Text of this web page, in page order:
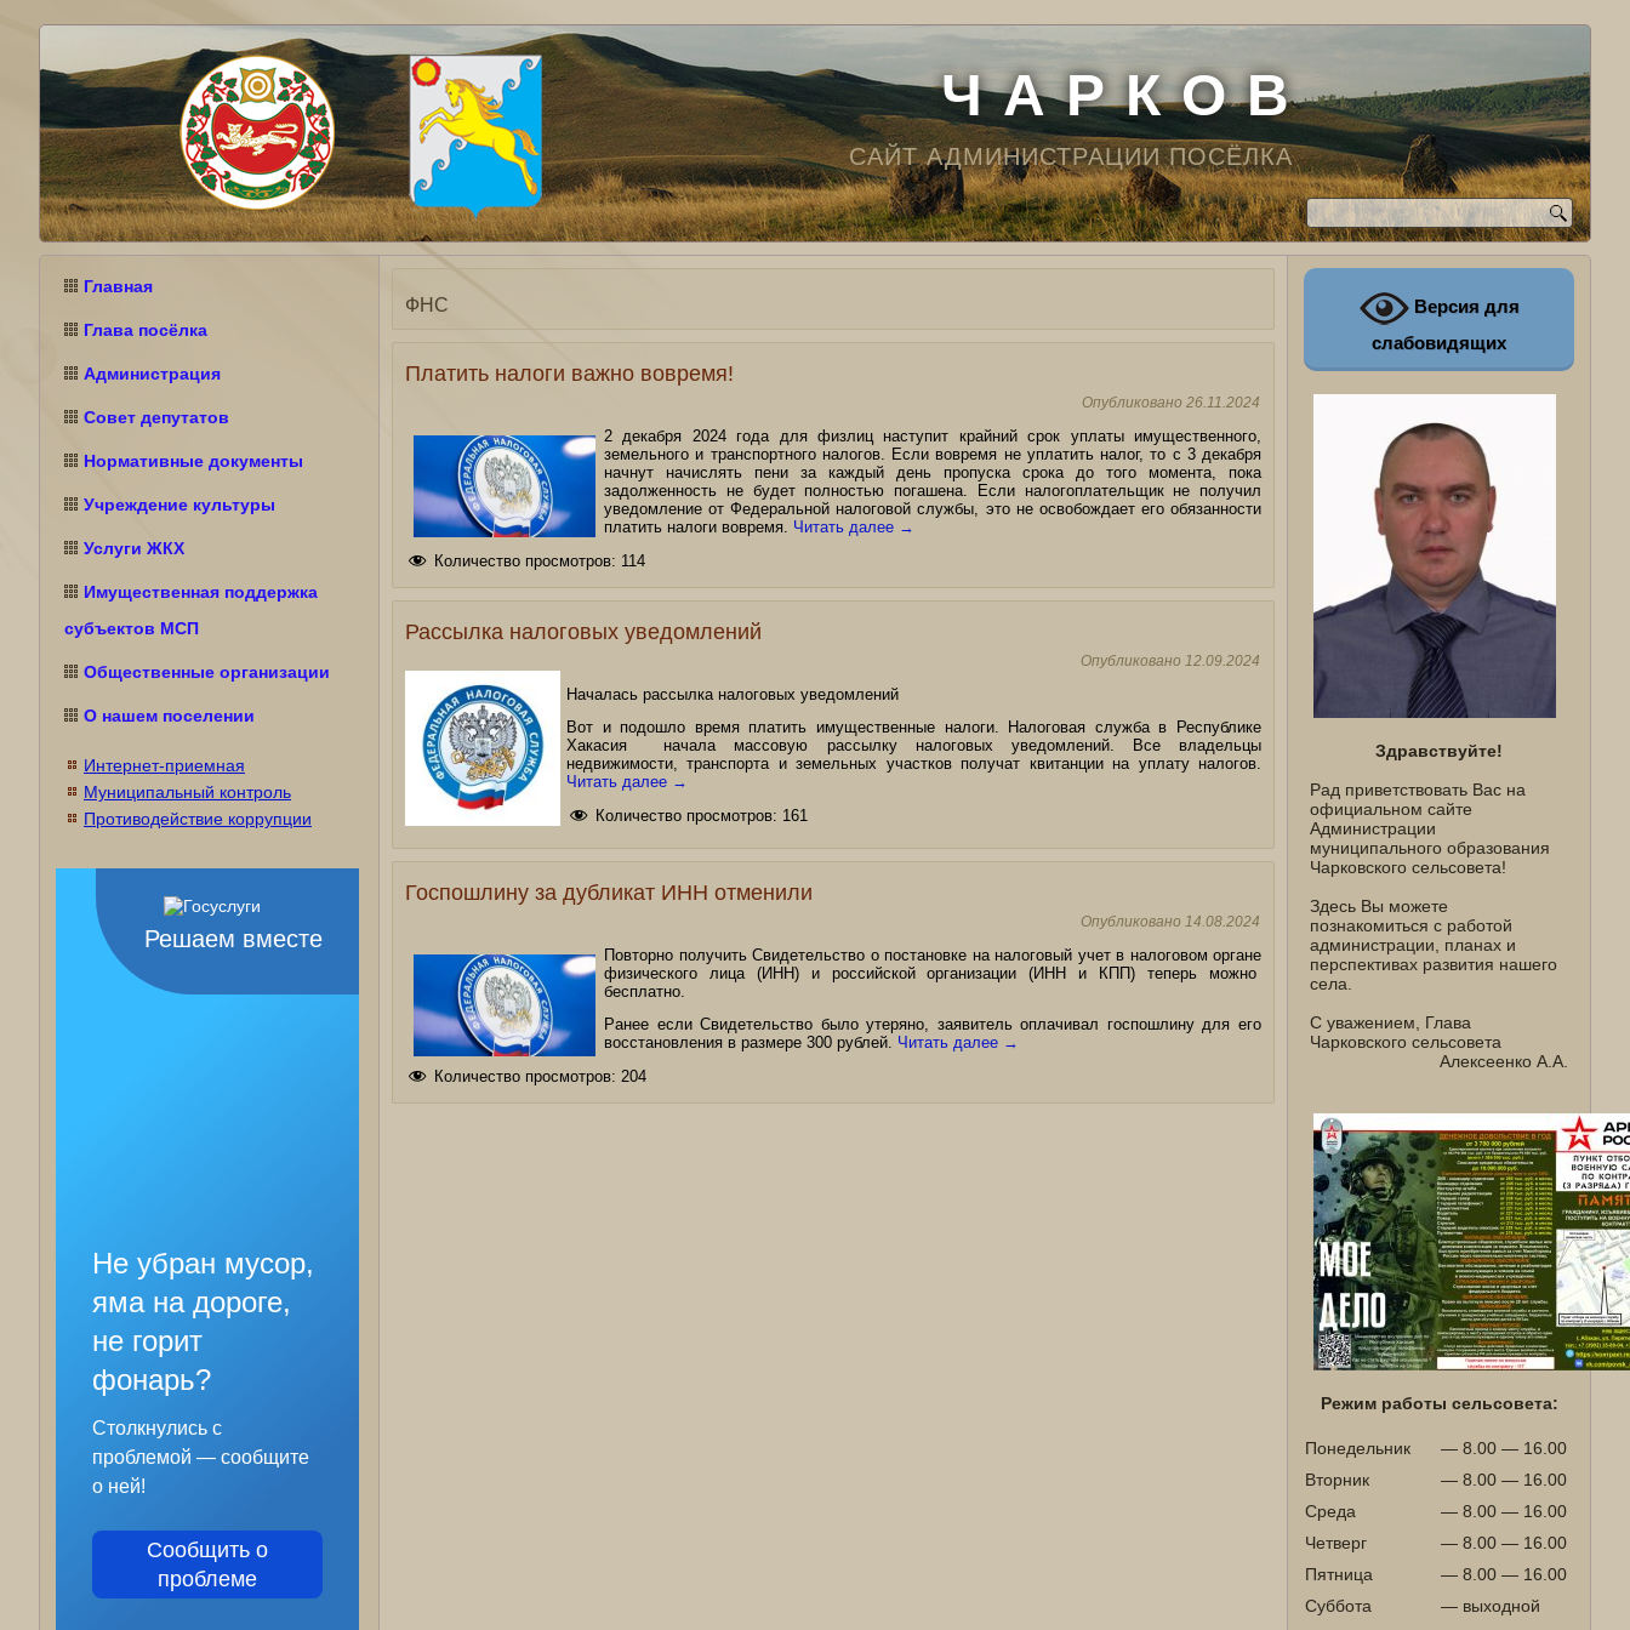
Ч А Р К О В
САЙТ АДМИНИСТРАЦИИ ПОСЁЛКА
Главная
Глава посёлка
Администрация
Совет депутатов
Нормативные документы
Учреждение культуры
Услуги ЖКХ
Имущественная поддержка
субъектов МСП
Общественные организации
О нашем поселении
Интернет-приемная
Муниципальный контроль
Противодействие коррупции
Решаем вместе
Не убран мусор,
яма на дороге,
не горит
фонарь?
Столкнулись с
проблемой — сообщите
о ней!
Сообщить о
проблеме
ФНС
Платить налоги важно вовремя!
Опубликовано 26.11.2024
2 декабря 2024 года для физлиц наступит крайний срок уплаты имущественного,
земельного и транспортного налогов. Если вовремя не уплатить налог, то с 3 декабря
начнут начислять пени за каждый день пропуска срока до того момента, пока
задолженность не будет полностью погашена. Если налогоплательщик не получил
уведомление от Федеральной налоговой службы, это не освобождает его обязанности
платить налоги вовремя. Читать далее →
Количество просмотров: 114
Рассылка налоговых уведомлений
Опубликовано 12.09.2024
Началась рассылка налоговых уведомлений
Вот и подошло время платить имущественные налоги. Налоговая служба в Республике
Хакасия начала массовую рассылку налоговых уведомлений. Все владельцы
недвижимости, транспорта и земельных участков получат квитанции на уплату налогов.
Читать далее →
Количество просмотров: 161
Госпошлину за дубликат ИНН отменили
Опубликовано 14.08.2024
Повторно получить Свидетельство о постановке на налоговый учет в налоговом органе
физического лица (ИНН) и российской организации (ИНН и КПП) теперь можно
бесплатно.
Ранее если Свидетельство было утеряно, заявитель оплачивал госпошлину для его
восстановления в размере 300 рублей. Читать далее →
Количество просмотров: 204
Версия для
слабовидящих
Здравствуйте!
Рад приветствовать Вас на
официальном сайте
Администрации
муниципального образования
Чарковского сельсовета!
Здесь Вы можете
познакомиться с работой
администрации, планах и
перспективах развития нашего
села.
С уважением, Глава
Чарковского сельсовета
Алексеенко А.А.
Режим работы сельсовета:
Понедельник
— 8.00 — 16.00
Вторник
— 8.00 — 16.00
Среда
— 8.00 — 16.00
Четверг
— 8.00 — 16.00
Пятница
— 8.00 — 16.00
Суббота
— выходной